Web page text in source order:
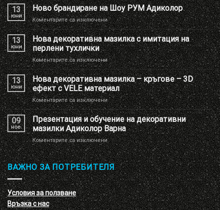
13
юни
Ново брандиране на Шоу РУМ Адиколор
Коментарите са изключениза
Ново
брандиране
на
Шоу
РУМ
Адиколор
13
юни
Нова декоративна мазилка с имитация на
перлени тухлички
Коментарите са изключениза
Нова
декоративна
мазилка
с
имитация
на
перлени
тухлички
13
юни
Нова декоративна мазилка – кръгове – 3D
ефект с VELE материал
Коментарите са изключениза
Нова
декоративна
мазилка
–
кръгове
–
3D
ефект
с
VELE
материал
09
ное.
Презентация и обучение на декоративни
мазилки Адиколор Варна
Коментарите са изключениза
Презентация
и
обучение
на
декоративни
мазилки
Адиколор
Варна
ВАЖНО ЗА ПОТРЕБИТЕЛЯ
Условия за ползване
Връзка с нас